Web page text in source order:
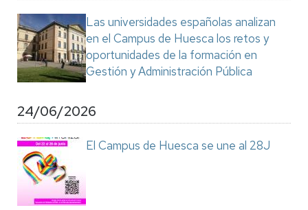
Las universidades españolas analizan
en el Campus de Huesca los retos y
oportunidades de la formación en
Gestión y Administración Pública
24/06/2026
El Campus de Huesca se une al 28J